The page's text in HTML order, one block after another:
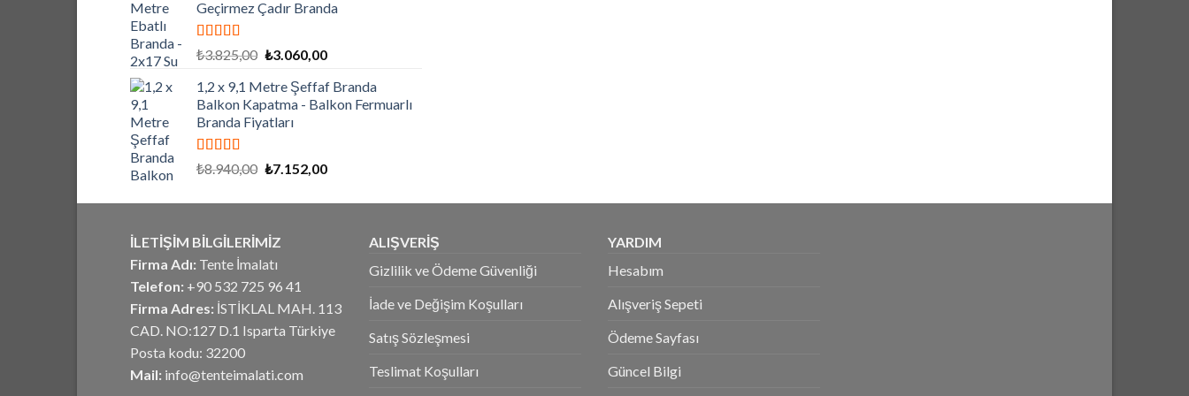
₺3.318,00.
Geçirmez Çadır Branda
5 üzerinden
oy aldı
₺3.825,00 Orijinal
₺3.825,00.
₺3.060,00Şu
fiyat:
₺3.060,00.
1,2 x 9,1 Metre Şeffaf Branda
Balkon Kapatma - Balkon Fermuarlı
Branda Fiyatları
5 üzerinden
oy aldı
₺8.940,00 Orijinal
₺8.940,00.
₺7.152,00Şu
fiyat:
İLETİŞİM BİLGİLERİMİZ
Firma Adı: Tente İmalatı
Telefon: +90 532 725 96 41
Firma Adres: İSTİKLAL MAH. 113
CAD. NO:127 D.1 Isparta Türkiye
Posta kodu: 32200
Mail: info@tenteimalati.com
ALIŞVERİŞ
Gizlilik ve Ödeme Güvenliği
İade ve Değişim Koşulları
Satış Sözleşmesi
Teslimat Koşulları
YARDIM
Hesabım
Alışveriş Sepeti
Ödeme Sayfası
Güncel Bilgi